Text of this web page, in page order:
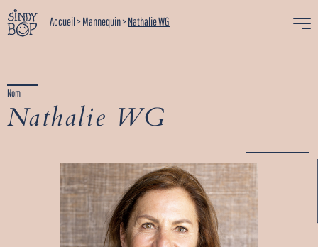
Accueil>Mannequin>Nathalie WG
Nom
Nathalie WG